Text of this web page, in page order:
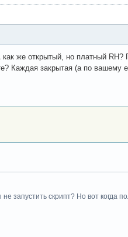
как же открытый, но платный
Каждая закрытая (а по
запустить скрипт? Но вот когда